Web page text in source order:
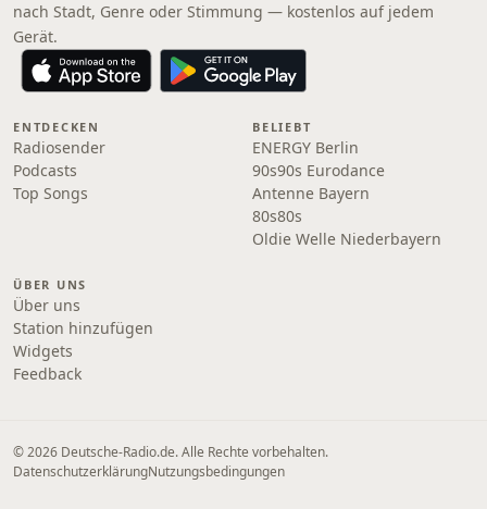
nach Stadt, Genre oder Stimmung — kostenlos auf jedem
Gerät.
ENTDECKEN
Radiosender
Podcasts
Top Songs
BELIEBT
ENERGY Berlin
90s90s Eurodance
Antenne Bayern
80s80s
Oldie Welle Niederbayern
ÜBER UNS
Über uns
Station hinzufügen
Widgets
Feedback
© 2026 Deutsche-Radio.de. Alle Rechte vorbehalten.
DatenschutzerklärungNutzungsbedingungen